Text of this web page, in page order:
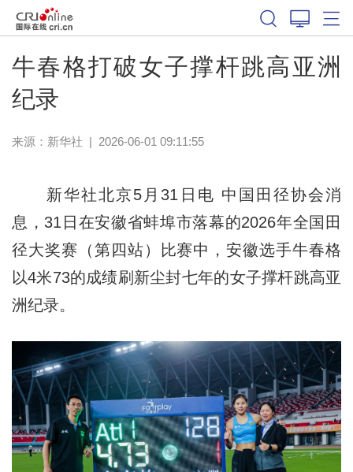
牛春格打破女子撑杆跳高亚洲
纪录
来源：新华社 | 2026-06-01 09:11:55
新华社北京5月31日电 中国田径协会消
息，31日在安徽省蚌埠市落幕的2026年全国田
径大奖赛（第四站）比赛中，安徽选手牛春格
以4米73的成绩刷新尘封七年的女子撑杆跳高亚
洲纪录。